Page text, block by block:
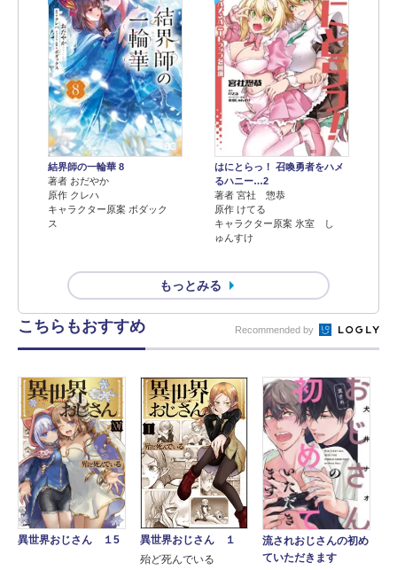
結界師の一輪華 8
著者 おだやか
原作 クレハ
キャラクター原案 ボダック
ス
はにとらっ！ 召喚勇者をハメ
るハニー…2
著者 宮社 惣恭
原作 けてる
キャラクター原案 氷室 し
ゅんすけ
もっとみる
こちらもおすすめ Recommended by
異世界おじさん １5
異世界おじさん １
殆ど死んでいる
流されおじさんの初め
ていただきます